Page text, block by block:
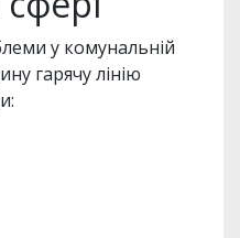
у комунальній
гарячу лінію